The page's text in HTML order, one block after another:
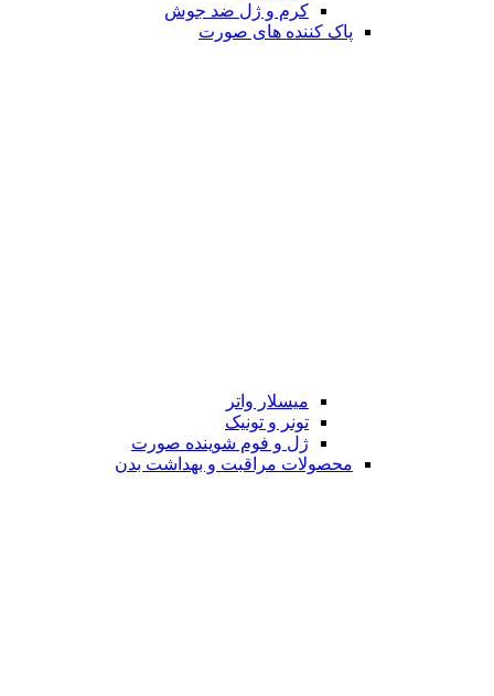
کرم و ژل ضد جوش
پاک کننده های صورت
میسلار واتر
تونر و تونیک
ژل و فوم شوینده صورت
محصولات مراقبت و بهداشت بدن